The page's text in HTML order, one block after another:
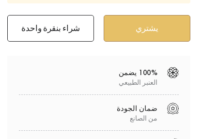
شراء بنقرة واحدة
100% يضمن
العنبر الطبيعي
ضمان الجودة
من الصانع